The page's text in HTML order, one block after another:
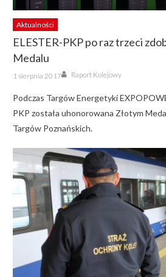
Aktualności
ELESTER-PKP po raz trzeci
Medalu
Posted
on
1 sierpnia 2017 Author
Raport Kolejowy
Podczas Targów Energetyki
PKP została uhonorowana Złotym
Targów Poznańskich.